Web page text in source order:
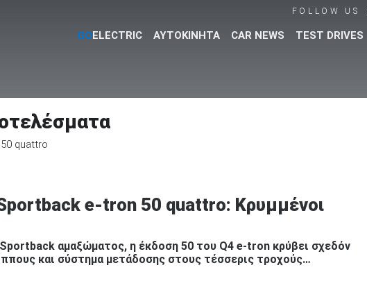
FOLLOW US
GOELECTRIC ΑΥΤΟΚΙΝΗΤΑ CAR NEWS TEST DRIVES
Βρες τα πάντα για το αυτοκίνητο!
quattro
e-tron 50 quattro: Κρυμμένοι
αμαξώματος, η έκδοση 50 του Q4 e-tron κρύβει σχεδόν
και σύστημα μετάδοσης στους τέσσερις τροχούς…